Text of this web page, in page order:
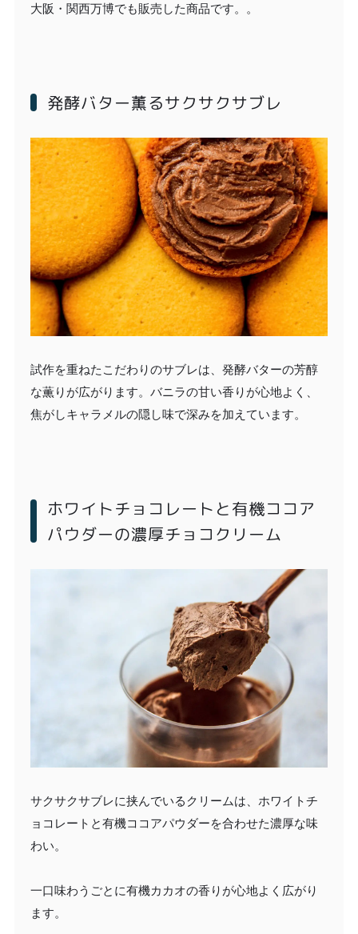
大阪・関西万博でも販売した商品です。。
発酵バター薫るサクサクサブレ
試作を重ねたこだわりのサブレは、発酵バターの芳醇
な薫りが広がります。バニラの甘い香りが心地よく、
焦がしキャラメルの隠し味で深みを加えています。
ホワイトチョコレートと有機ココア
パウダーの濃厚チョコクリーム
サクサクサブレに挟んでいるクリームは、ホワイトチ
ョコレートと有機ココアパウダーを合わせた濃厚な味
わい。
一口味わうごとに有機カカオの香りが心地よく広がり
ます。